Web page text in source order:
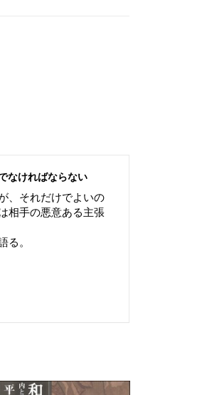
なければならない
、それだけでよいの
相手の悪意ある主張
。